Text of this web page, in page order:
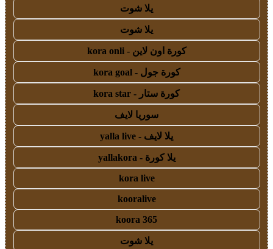
يلا شوت
يلا شوت
كورة اون لاين - kora onli
كورة جول - kora goal
كورة ستار - kora star
سوريا لايف
يلا لايف - yalla live
يلا كورة - yallakora
kora live
kooralive
koora 365
يلا شوت